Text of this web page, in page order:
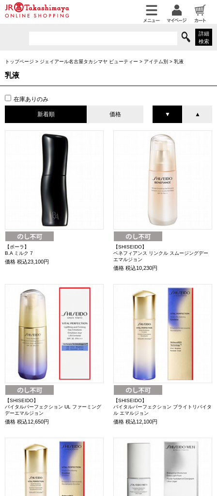
詳細
検索
トップページ > ジェイアール名古屋タカシマヤ ビューティー > アイテム別 > 乳液
乳液
在庫ありのみ
新着順 価格 ▼ ▲
【ポーラ】
B.A ミルク 7
価格 税込23,100円
【SHISEIDO】
ベネフィアンス リンクル スムージングデー
エマルジョン
価格 税込10,230円
【SHISEIDO】
バイタルパーフェクション UL ファーミング
デーエマルジョン
価格 税込12,650円
【SHISEIDO】
バイタルパーフェクション ブライトリバイタ
ル エマルジョン
価格 税込12,100円